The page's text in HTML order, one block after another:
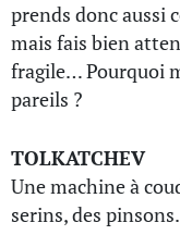
prends donc aussi
mais fais bien
fragile… Pourquoi
pareils ?
TOLKATCHEV
Une machine à
serins, des